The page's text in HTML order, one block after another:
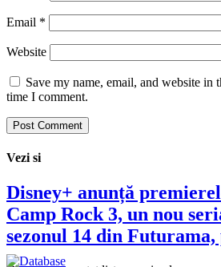
Email *
Website
Save my name, email, and website in
time I comment.
Vezi si
Disney+ anunță
Camp Rock 3, un nou
sezonul 14 din